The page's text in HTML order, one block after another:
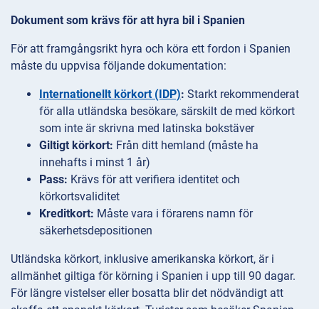
Dokument som krävs för att hyra bil i Spanien
För att framgångsrikt hyra och köra ett fordon i Spanien
måste du uppvisa följande dokumentation:
Internationellt körkort (IDP): Starkt rekommenderat
för alla utländska besökare, särskilt de med körkort
som inte är skrivna med latinska bokstäver
Giltigt körkort: Från ditt hemland (måste ha
innehafts i minst 1 år)
Pass: Krävs för att verifiera identitet och
körkortsvaliditet
Kreditkort: Måste vara i förarens namn för
säkerhetsdepositionen
Utländska körkort, inklusive amerikanska körkort, är i
allmänhet giltiga för körning i Spanien i upp till 90 dagar.
För längre vistelser eller bosatta blir det nödvändigt att